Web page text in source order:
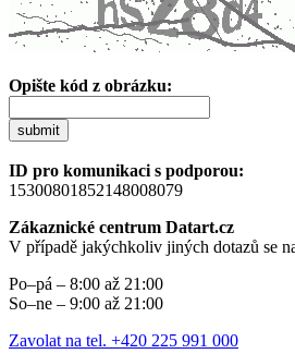
Opište kód z obrázku:
submit
ID pro komunikaci s podporou:
15300801852148008079
Zákaznické centrum Datart.cz
V případě jakýchkoliv jiných dotazů se
Po–pá – 8:00 až 21:00
So–ne – 9:00 až 21:00
Zavolat na tel. +420 225 991 000